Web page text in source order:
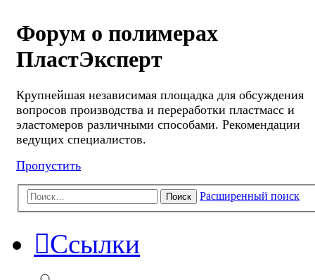
Форум о полимерах
ПластЭксперт
Крупнейшая независимая площадка для обсуждения
вопросов производства и переработки пластмасс и
эластомеров различными способами. Рекомендации
ведущих специалистов.
Пропустить
Поиск Расширенный поиск
Ссылки